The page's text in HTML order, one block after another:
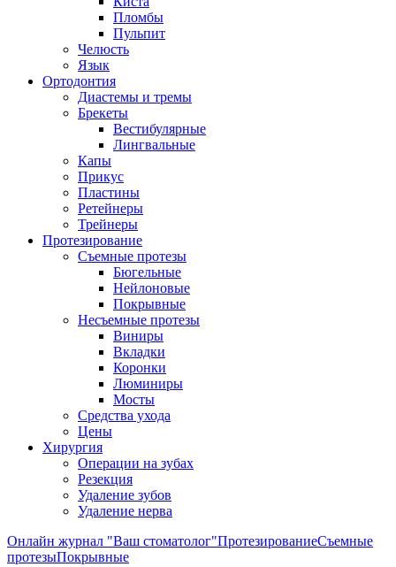
Пломбы
Пульпит
Челюсть
Язык
Ортодонтия
Диастемы и тремы
Брекеты
Вестибулярные
Лингвальные
Капы
Прикус
Пластины
Ретейнеры
Трейнеры
Протезирование
Съемные протезы
Бюгельные
Нейлоновые
Покрывные
Несъемные протезы
Виниры
Вкладки
Коронки
Люминиры
Мосты
Средства ухода
Цены
Хирургия
Операции на зубах
Резекция
Удаление зубов
Удаление нерва
Онлайн журнал "Ваш стоматолог"ПротезированиеСъемные
протезыПокрывные